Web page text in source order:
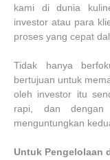
kami di dunia
investor atau para
proses yang cepat
Tidak hanya
bertujuan untuk
oleh investor itu
rapi, dan
menguntungkan
Untuk Pengelolaan